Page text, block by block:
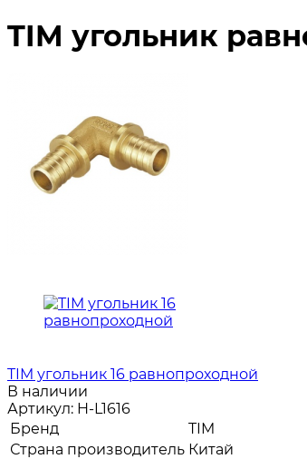
TIM угольник
TIM угольник 16 равнопроходной
В наличии
Артикул: H-L1616
Бренд
TIM
Страна производитель Китай